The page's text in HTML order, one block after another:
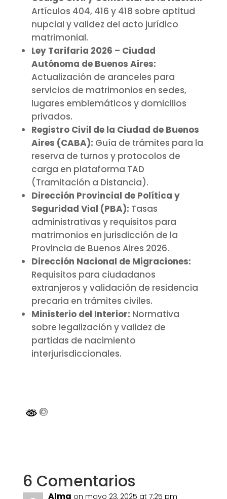
Artículos 404, 416 y 418 sobre aptitud
nupcial y validez del acto jurídico
matrimonial.
Ley Tarifaria 2026 – Ciudad
Autónoma de Buenos Aires:
Actualización de aranceles para
servicios de matrimonios en sedes,
lugares emblemáticos y domicilios
privados.
Registro Civil de la Ciudad de Buenos
Aires (CABA): Guía de trámites para la
reserva de turnos y protocolos de
carga en plataforma TAD
(Tramitación a Distancia).
Dirección Provincial de Política y
Seguridad Vial (PBA): Tasas
administrativas y requisitos para
matrimonios en jurisdicción de la
Provincia de Buenos Aires 2026.
Dirección Nacional de Migraciones:
Requisitos para ciudadanos
extranjeros y validación de residencia
precaria en trámites civiles.
Ministerio del Interior: Normativa
sobre legalización y validez de
partidas de nacimiento
interjurisdiccionales.
6 Comentarios
Alma on mayo 23, 2025 at 7:25 pm